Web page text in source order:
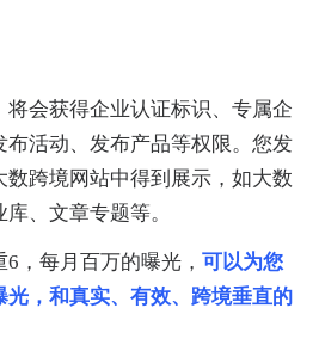
会获得企业认证标识、专属企
布活动、发布产品等权限。您发
跨境网站中得到展示，如大数
、文章专题等。
，每月百万的曝光， 可以为您
，和真实、有效、跨境垂直的